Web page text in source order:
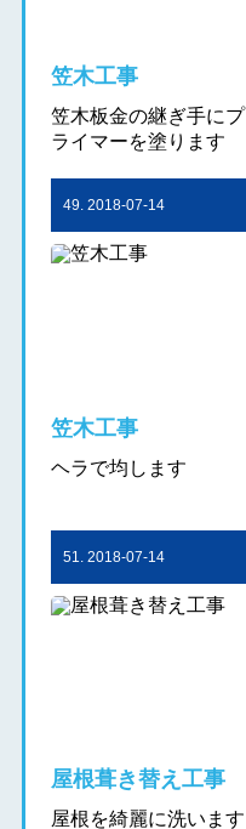
笠木工事
笠木板金の継ぎ手にプ
ライマーを塗ります
49. 2018-07-14
笠木工事
ヘラで均します
51. 2018-07-14
屋根葺き替え工事
屋根を綺麗に洗います